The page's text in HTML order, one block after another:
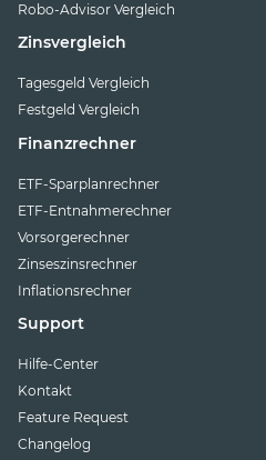
Robo-Advisor Vergleich
Zinsvergleich
Tagesgeld Vergleich
Festgeld Vergleich
Finanzrechner
ETF-Sparplanrechner
ETF-Entnahmerechner
Vorsorgerechner
Zinseszinsrechner
Inflationsrechner
Support
Hilfe-Center
Kontakt
Feature Request
Changelog